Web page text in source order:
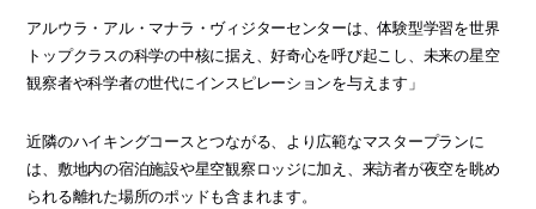
アルウラ・アル・マナラ・ヴィジターセンターは、体験型学習を世界
トップクラスの科学の中核に据え、好奇心を呼び起こし、未来の星空
観察者や科学者の世代にインスピレーションを与えます」
近隣のハイキングコースとつながる、より広範なマスタープランに
は、敷地内の宿泊施設や星空観察ロッジに加え、来訪者が夜空を眺め
られる離れた場所のポッドも含まれます。